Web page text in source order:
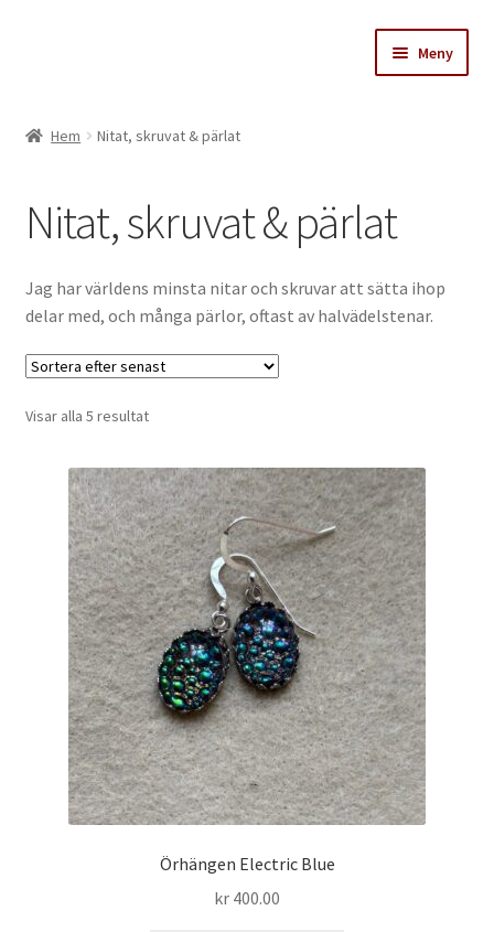
Meny
Till kassan
Köpvillkor
Hem Nitat, skruvat & pärlat
Nitat, skruvat & pärlat
Jag har världens minsta nitar och skruvar att sätta ihop
delar med, och många pärlor, oftast av halvädelstenar.
Visar alla 5 resultatSortera
senaste
Örhängen Electric Blue
kr 400.00